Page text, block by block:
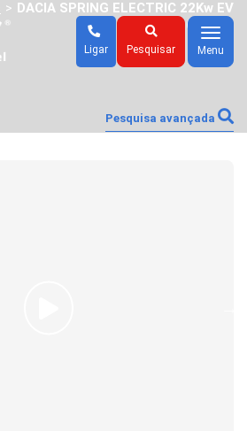
Pesquisar
Ligar
Menu
Menu
> DACIA SPRING ELECTRIC 22Kw EV
COMFORT (AUTO)
Pesquisa avançada